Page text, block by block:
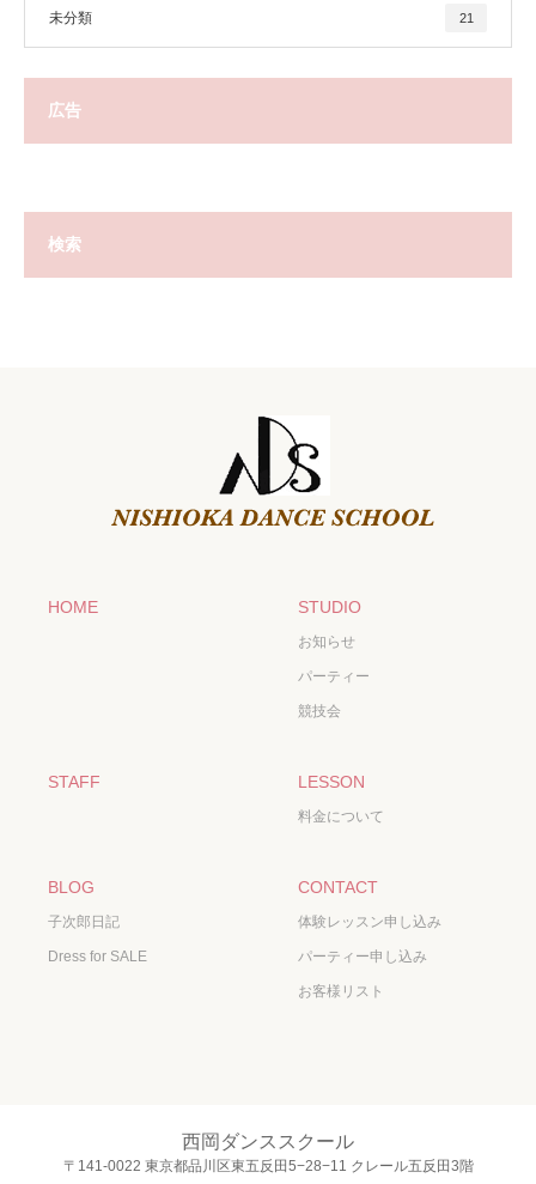
未分類 21
広告
検索
HOME STUDIO
お知らせ
パーティー
競技会
STAFF LESSON
料金について
BLOG
子次郎日記
Dress for SALE
CONTACT
体験レッスン申し込み
パーティー申し込み
お客様リスト
西岡ダンススクール
〒141-0022 東京都品川区東五反田5−28−11 クレール五反田3階